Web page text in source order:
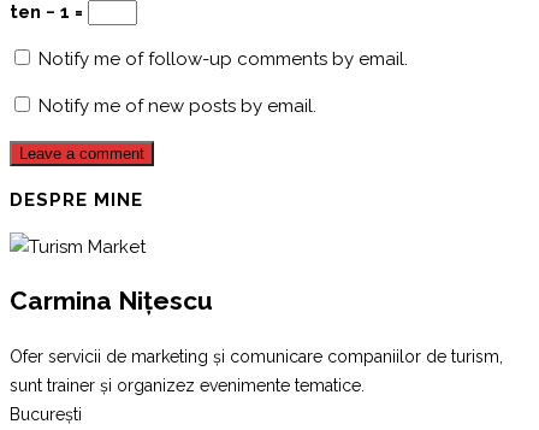
ten − 1 =
Notify me of follow-up comments by email.
Notify me of new posts by email.
DESPRE MINE
Carmina Nițescu
Ofer servicii de marketing și comunicare companiilor de turism,
sunt trainer și organizez evenimente tematice.
București